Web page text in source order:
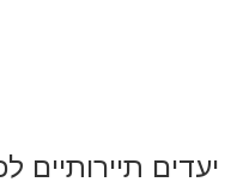
יעדים תיירותיים